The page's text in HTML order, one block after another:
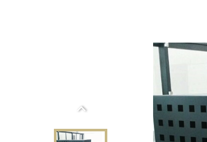
Previous